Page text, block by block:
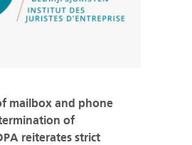
mailbox and phone
of
reiterates strict